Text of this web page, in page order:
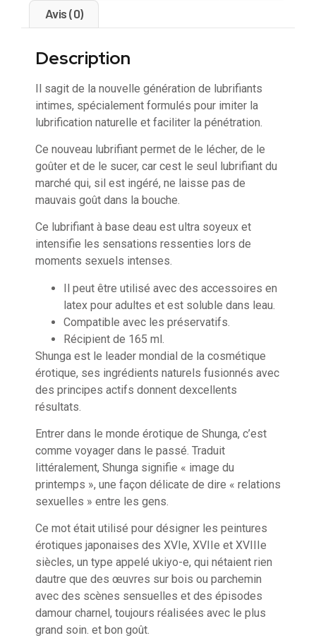
Avis (0)
Description
Il sagit de la nouvelle génération de lubrifiants
intimes, spécialement formulés pour imiter la
lubrification naturelle et faciliter la pénétration.
Ce nouveau lubrifiant permet de le lécher, de le
goûter et de le sucer, car cest le seul lubrifiant du
marché qui, sil est ingéré, ne laisse pas de
mauvais goût dans la bouche.
Ce lubrifiant à base deau est ultra soyeux et
intensifie les sensations ressenties lors de
moments sexuels intenses.
Il peut être utilisé avec des accessoires en
latex pour adultes et est soluble dans leau.
Compatible avec les préservatifs.
Récipient de 165 ml.
Shunga est le leader mondial de la cosmétique
érotique, ses ingrédients naturels fusionnés avec
des principes actifs donnent dexcellents
résultats.
Entrer dans le monde érotique de Shunga, c’est
comme voyager dans le passé. Traduit
littéralement, Shunga signifie « image du
printemps », une façon délicate de dire « relations
sexuelles » entre les gens.
Ce mot était utilisé pour désigner les peintures
érotiques japonaises des XVIe, XVIIe et XVIIIe
siècles, un type appelé ukiyo-e, qui nétaient rien
dautre que des œuvres sur bois ou parchemin
avec des scènes sensuelles et des épisodes
damour charnel, toujours réalisées avec le plus
grand soin. et bon goût.